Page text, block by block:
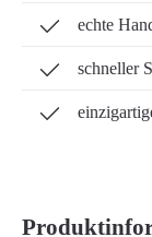
echte
schneller